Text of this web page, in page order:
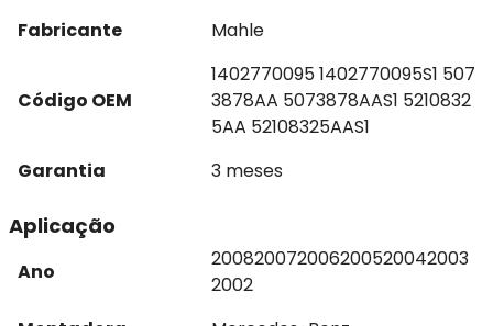
Fabricante Mahle
Código OEM
1402770095 1402770095S1 507
3878AA 5073878AAS1 5210832
5AA 52108325AAS1
Garantia
3 meses
Aplicação
Ano
200820072006200520042003
2002